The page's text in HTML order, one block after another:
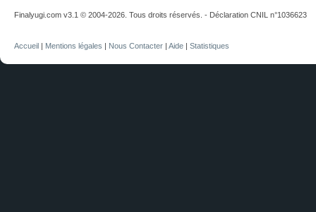
Finalyugi.com v3.1 © 2004-2026. Tous droits réservés. - Déclaration CNIL n°1036623
Accueil | Mentions légales | Nous Contacter | Aide | Statistiques